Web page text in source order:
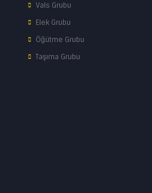
Vals Grubu
Elek Grubu
Öğütme Grubu
Taşıma Grubu